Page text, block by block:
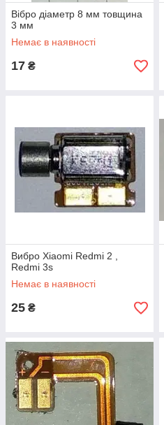
Вібро діаметр 8 мм товщина
3 мм
Немає в наявності
17 ₴
Вибро Xiaomi Redmi 2 ,
Redmi 3s
Немає в наявності
25 ₴